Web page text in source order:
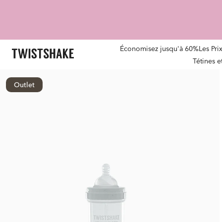
Économisez jusqu'à 60%Les
Tétines
Outlet